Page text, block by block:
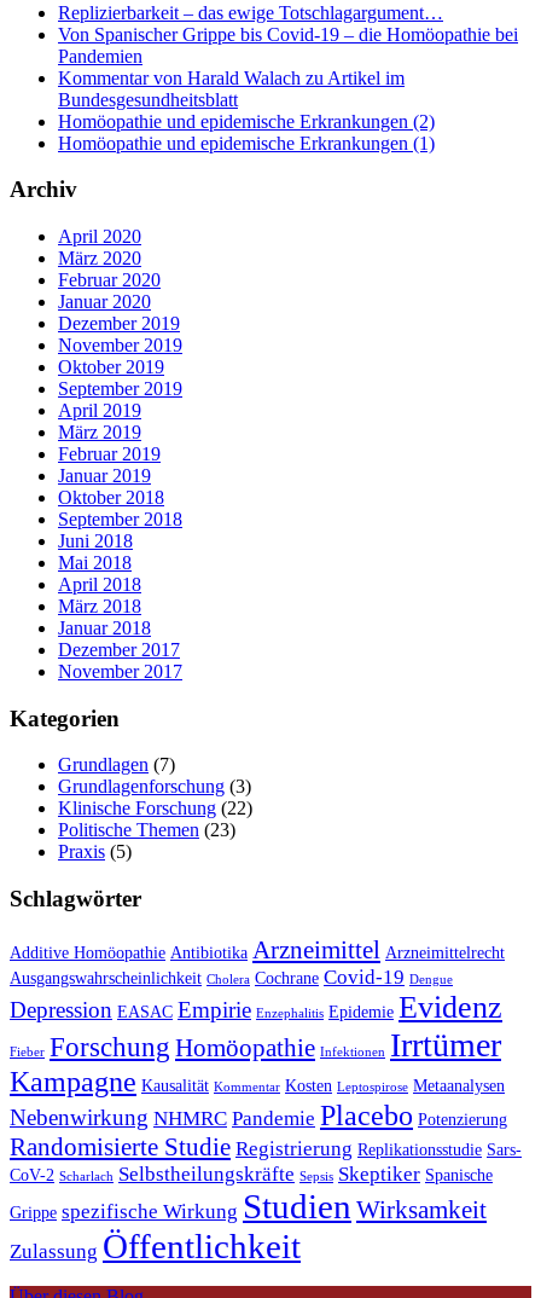
Replizierbarkeit – das ewige Totschlagargument…
Von Spanischer Grippe bis Covid-19 – die Homöopathie bei
Pandemien
Kommentar von Harald Walach zu Artikel im
Bundesgesundheitsblatt
Homöopathie und epidemische Erkrankungen (2)
Homöopathie und epidemische Erkrankungen (1)
Archiv
April 2020
März 2020
Februar 2020
Januar 2020
Dezember 2019
November 2019
Oktober 2019
September 2019
April 2019
März 2019
Februar 2019
Januar 2019
Oktober 2018
September 2018
Juni 2018
Mai 2018
April 2018
März 2018
Januar 2018
Dezember 2017
November 2017
Kategorien
Grundlagen (7)
Grundlagenforschung (3)
Klinische Forschung (22)
Politische Themen (23)
Praxis (5)
Schlagwörter
Additive Homöopathie Antibiotika Arzneimittel Arzneimittelrecht
Ausgangswahrscheinlichkeit Cholera Cochrane Covid-19 Dengue
Depression EASAC Empirie Enzephalitis Epidemie Evidenz
Fieber Forschung Homöopathie Infektionen Irrtümer
Kampagne Kausalität Kommentar Kosten Leptospirose Metaanalysen
Nebenwirkung NHMRC Pandemie Placebo Potenzierung
Randomisierte Studie Registrierung Replikationsstudie Sars-
CoV-2 Scharlach Selbstheilungskräfte Sepsis Skeptiker Spanische
Grippe spezifische Wirkung Studien Wirksamkeit
Zulassung Öffentlichkeit